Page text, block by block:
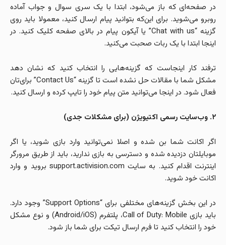
در صفحه‌ای که باز می‌شود، ابتدا با یک سری سوال و جواب آماده
روبرو می‌شوید. برای این‌که بتوانید پیام ارسال کنید، معمولا باید روی
گزینه “Chat with us” یا آیکون پیام در بالای صفحه کلیک کنید. در
اینجا ابتدا با یک ربات صحبت می‌کنید.
ترفند کار اینجاست که گزینه‌هایی را انتخاب کنید که نشان دهد
مشکل شما با مقالات حل نشده است تا گزینه “Contact Us” برای‌تان
فعال شود. در اینجا می‌توانید متن پیام خود را تایپ کرده و ارسال کنید.
۲. وب‌سایت رسمی اکتیویژن (برای مشکلات جدی)
اگر اکانت شما بن شده و اصلا نمی‌توانید وارد بازی شوید، یا اگر
موبایلتان دزدیده شده و دسترسی به بازی ندارید، باید از طریق مرورگر
اینترنت اقدام کنید. به سایت support.activision.com بروید و وارد
اکانت خود شوید.
در این بخش گزینه‌های مختلفی برای “Support Options” وجود دارد.
باید بازی Call of Duty: Mobile، پلتفرم (Android/iOS) و نوع مشکل
خود را انتخاب کنید تا فرم ارسال تیکت برای شما باز شود.